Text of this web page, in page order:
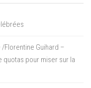
Guihard –
quotas pour miser sur la